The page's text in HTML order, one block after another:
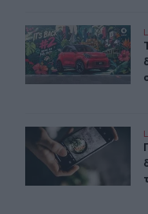
Το smart #2 βγαίνει
Παραγγέλνουν,